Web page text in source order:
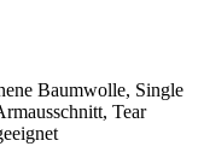
Baumwolle, Single
Tear